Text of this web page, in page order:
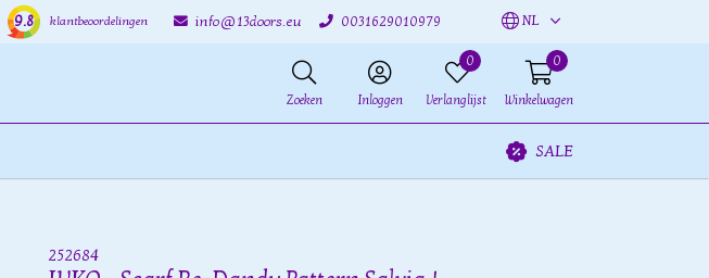
9.8 klantbeoordelingen info@13doors.eu 0031629010979 NL
Zoeken Inloggen
0
Verlanglijst
0
Winkelwagen
SALE
252684